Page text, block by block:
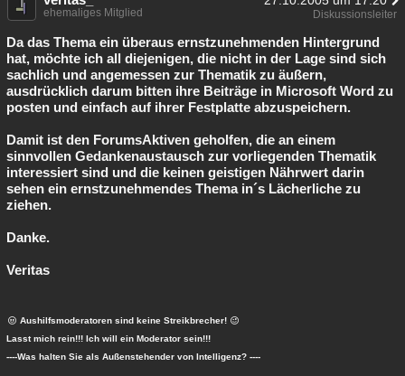
ehemaliges Mitglied Diskussionsleiter
Da das Thema ein überaus ernstzunehmenden Hintergrund
hat, möchte ich all diejenigen, die nicht in der Lage sind sich
sachlich und angemessen zur Thematik zu äußern,
ausdrücklich darum bitten ihre Beiträge in Microsoft Word zu
posten und einfach auf ihrer Festplatte abzuspeichern.
Damit ist den ForumsAktiven geholfen, die an einem
sinnvollen Gedankenaustausch zur vorliegenden Thematik
interessiert sind und die keinen geistigen Nährwert darin
sehen ein ernstzunehmendes Thema in´s Lächerliche zu
ziehen.
Danke.
Veritas
Aushilfsmoderatoren sind keine Streikbrecher!
Lasst mich rein!!! Ich will ein Moderator sein!!!
----Was halten Sie als Außenstehender von Intelligenz? ----